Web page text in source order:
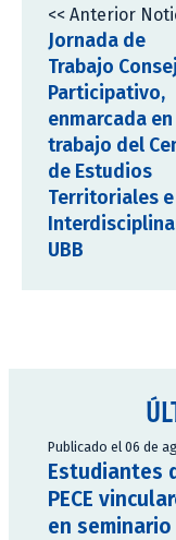
<< Anterior
Jornada de
Trabajo
Participativo,
enmarcada en
trabajo del
de Estudios
Territoriales e
UBB
Publicado el 06 de
Estudiantes
PECE
en